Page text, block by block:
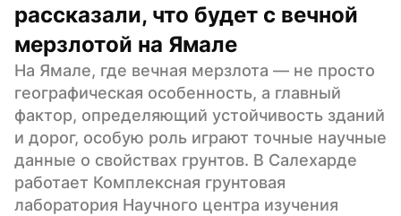
рассказали, что будет с вечной
мерзлотой на Ямале
На Ямале, где вечная мерзлота — не просто
географическая особенность, а главный
фактор, определяющий устойчивость зданий
и дорог, особую роль играют точные научные
данные о свойствах грунтов. В Салехарде
работает Комплексная грунтовая
лаборатория Научного центра изучения